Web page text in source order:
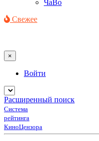
ЧаВо
Свежее
×
Войти
Расширенный поиск
Система
рейтинга
КиноЦензора